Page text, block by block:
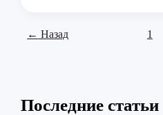
для
← Назад 1
Последние статьи